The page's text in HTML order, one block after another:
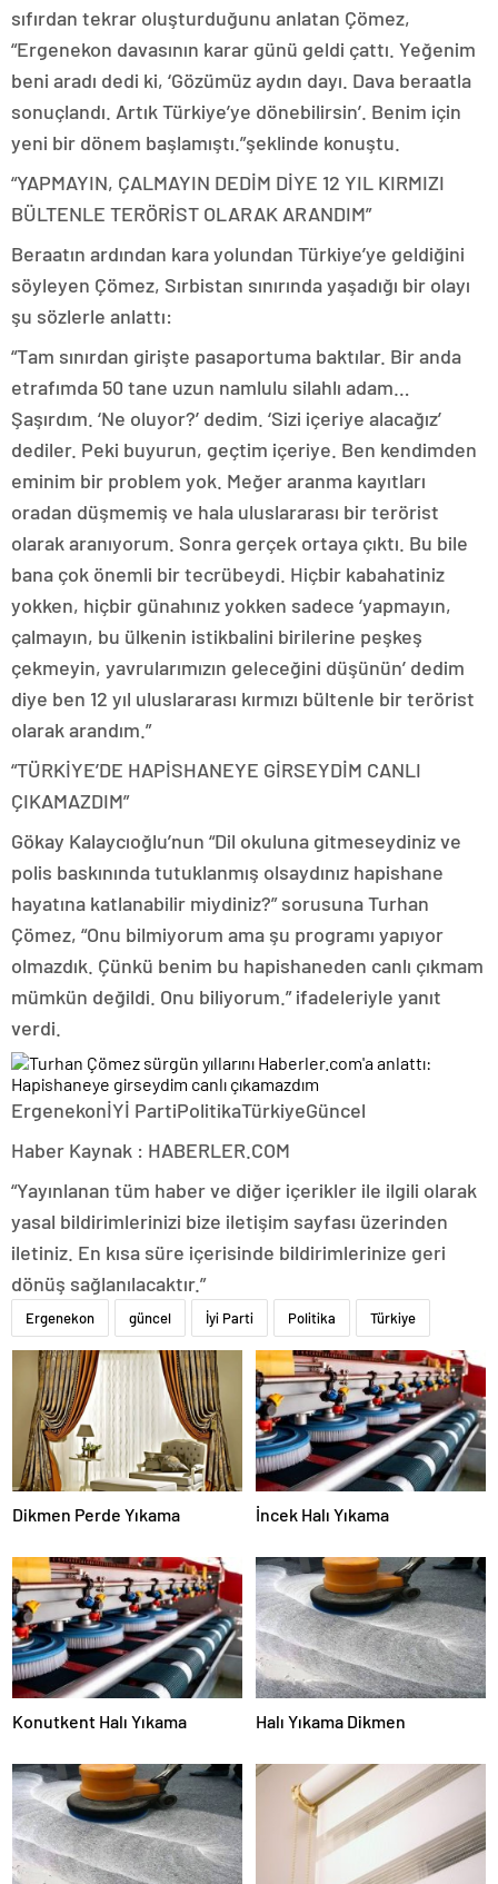
sıfırdan tekrar oluşturduğunu anlatan Çömez,
“Ergenekon davasının karar günü geldi çattı. Yeğenim
beni aradı dedi ki, ‘Gözümüz aydın dayı. Dava beraatla
sonuçlandı. Artık Türkiye’ye dönebilirsin’. Benim için
yeni bir dönem başlamıştı.”şeklinde konuştu.
“YAPMAYIN, ÇALMAYIN DEDİM DİYE 12 YIL KIRMIZI
BÜLTENLE TERÖRİST OLARAK ARANDIM”
Beraatın ardından kara yolundan Türkiye’ye geldiğini
söyleyen Çömez, Sırbistan sınırında yaşadığı bir olayı
şu sözlerle anlattı:
“Tam sınırdan girişte pasaportuma baktılar. Bir anda
etrafımda 50 tane uzun namlulu silahlı adam…
Şaşırdım. ‘Ne oluyor?’ dedim. ‘Sizi içeriye alacağız’
dediler. Peki buyurun, geçtim içeriye. Ben kendimden
eminim bir problem yok. Meğer aranma kayıtları
oradan düşmemiş ve hala uluslararası bir terörist
olarak aranıyorum. Sonra gerçek ortaya çıktı. Bu bile
bana çok önemli bir tecrübeydi. Hiçbir kabahatiniz
yokken, hiçbir günahınız yokken sadece ‘yapmayın,
çalmayın, bu ülkenin istikbalini birilerine peşkeş
çekmeyin, yavrularımızın geleceğini düşünün’ dedim
diye ben 12 yıl uluslararası kırmızı bültenle bir terörist
olarak arandım.”
“TÜRKİYE’DE HAPİSHANEYE GİRSEYDİM CANLI
ÇIKAMAZDIM”
Gökay Kalaycıoğlu’nun “Dil okuluna gitmeseydiniz ve
polis baskınında tutuklanmış olsaydınız hapishane
hayatına katlanabilir miydiniz?” sorusuna Turhan
Çömez, “Onu bilmiyorum ama şu programı yapıyor
olmazdık. Çünkü benim bu hapishaneden canlı çıkmam
mümkün değildi. Onu biliyorum.” ifadeleriyle yanıt
verdi.
ErgenekonİYİ PartiPolitikaTürkiyeGüncel
Haber Kaynak : HABERLER.COM
“Yayınlanan tüm haber ve diğer içerikler ile ilgili olarak
yasal bildirimlerinizi bize iletişim sayfası üzerinden
iletiniz. En kısa süre içerisinde bildirimlerinize geri
dönüş sağlanılacaktır.”
Ergenekon güncel İyi Parti Politika Türkiye
Dikmen Perde Yıkama İncek Halı Yıkama
Konutkent Halı Yıkama Halı Yıkama Dikmen